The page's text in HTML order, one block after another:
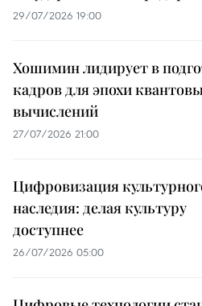
29/07/2026 19:00
Хошимин лидирует в
кадров для эпохи
вычислений
27/07/2026 21:00
Цифровизация
наследия: делая культуру
доступнее
26/07/2026 05:00